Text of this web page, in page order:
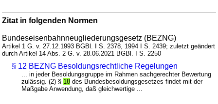
Zitat in folgenden Normen
Bundeseisenbahnneugliederungsgesetz (BEZNG)
Artikel 1 G. v. 27.12.1993 BGBl. I S. 2378, 1994 I S. 2439; zuletzt geändert
durch Artikel 14 Abs. 2 G. v. 28.06.2021 BGBl. I S. 2250
§ 12 BEZNG Besoldungsrechtliche Regelungen
... in jeder Besoldungsgruppe im Rahmen sachgerechter Bewertung
zulässig. (2) § 18 des Bundesbesoldungsgesetzes findet mit der
Maßgabe Anwendung, daß gleichwertige ...